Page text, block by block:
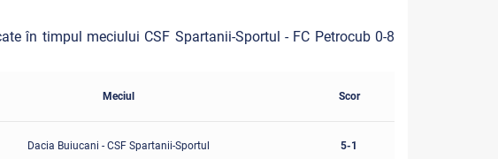
în timpul meciului CSF Spartanii-Sportul - FC Petrocub 0-8
Meciul Scor
Dacia Buiucani - CSF Spartanii-Sportul 5-1